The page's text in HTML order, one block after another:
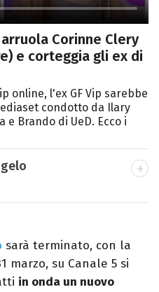
Corinne Clery
e corteggia gli ex di
online, l'ex GF Vip sarebbe
condotto da Ilary
e Brando di UeD. Ecco i
cantautore. Laureato in
Scrive
sarà terminato, con la
marzo, su Canale 5 si
in onda un nuovo